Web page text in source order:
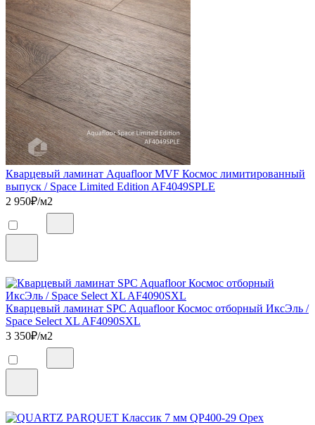
Кварцевый ламинат Aquafloor MVF Космос лимитированный
выпуск / Space Limited Edition AF4049SPLE
2 950₽/м2
Кварцевый ламинат SPC Aquafloor Космос отборный ИксЭль /
Space Select XL AF4090SXL
3 350₽/м2